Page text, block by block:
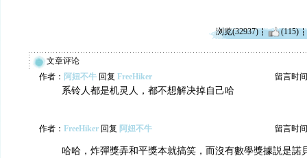
浏览(32937) (115)
文章评论
作者： 阿妞不牛 回复 FreeHiker 留言时
系铃人都是机灵人，都不想解决掉自己哈
作者： FreeHiker 回复 阿妞不牛 留言时
哈哈，炸彈獎弄和平獎本就搞笑，而沒有數學獎據説是諾